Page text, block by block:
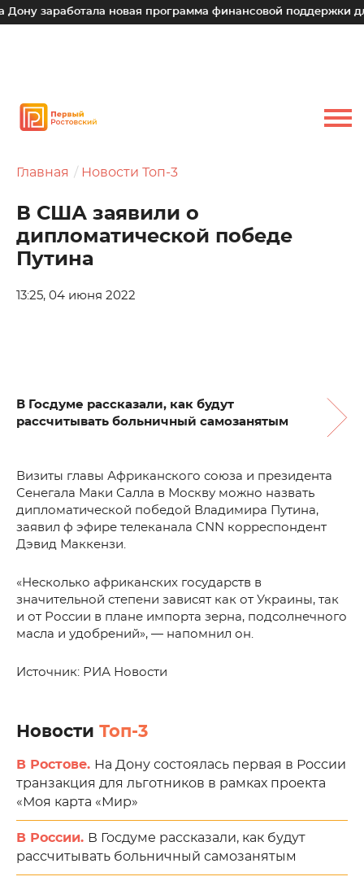
заработала новая программа финансовой поддержки для
Главная Новости Топ-3
В США заявили о
дипломатической победе
Путина
13:25, 04 июня 2022
В Госдуме рассказали, как будут
рассчитывать больничный самозанятым
Визиты главы Африканского союза и президента
Сенегала Маки Салла в Москву можно назвать
дипломатической победой Владимира Путина,
заявил ф эфире телеканала CNN корреспондент
Дэвид Маккензи.
«Несколько африканских государств в
значительной степени зависят как от Украины, так
и от России в плане импорта зерна, подсолнечного
масла и удобрений», — напомнил он.
Источник: РИА Новости
Новости Топ-3
В Ростове. На Дону состоялась первая в России
транзакция для льготников в рамках проекта
«Моя карта «Мир»
В России. В Госдуме рассказали, как будут
рассчитывать больничный самозанятым